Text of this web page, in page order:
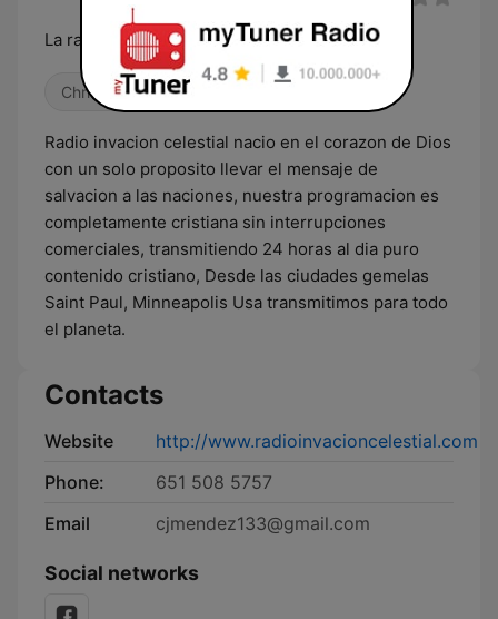
La radio que invade tu vida
Christian Religious & Spirituality
Radio invacion celestial nacio en el corazon de Dios
con un solo proposito llevar el mensaje de
salvacion a las naciones, nuestra programacion es
completamente cristiana sin interrupciones
comerciales, transmitiendo 24 horas al dia puro
contenido cristiano, Desde las ciudades gemelas
Saint Paul, Minneapolis Usa transmitimos para todo
el planeta.
Contacts
Website
http://www.radioinvacioncelestial.com
Phone:
651 508 5757
Email
cjmendez133@gmail.com
Social networks